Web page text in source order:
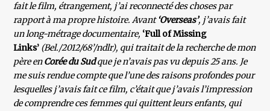
fait le film, étrangement, j’ai reconnecté des choses par
rapport à ma propre histoire. Avant ‘Overseas’, j’avais fait
un long-métrage documentaire, ‘Full of Missing
Links’ (Bel./2012/68’/ndlr), qui traitait de la recherche de mon
père enCorée du Sudque je n’avais pas vu depuis 25 ans. Je
me suis rendue compte que l’une des raisons profondes pour
lesquelles j’avais fait ce film, c’était que j’avais l’impression
de comprendre ces femmes qui quittent leurs enfants, qui